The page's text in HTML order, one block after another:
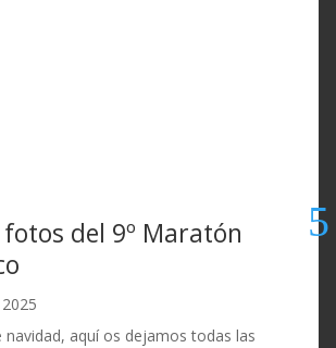
del 9º Maratón
navidad, aquí os dejamos todas las